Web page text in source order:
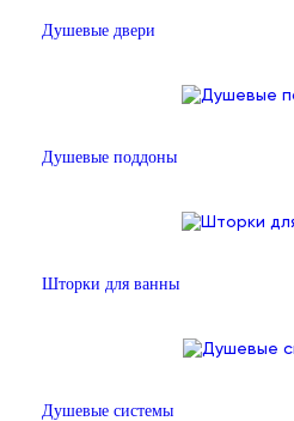
Душевые двери
Душевые поддоны
Шторки для ванны
Душевые системы